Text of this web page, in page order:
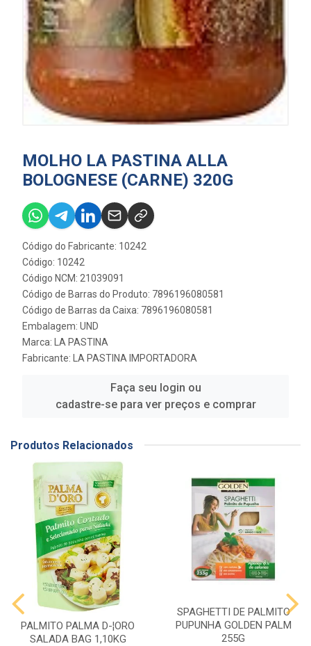
MOLHO LA PASTINA ALLA
BOLOGNESE (CARNE) 320G
Código do Fabricante: 10242
Código: 10242
Código NCM: 21039091
Código de Barras do Produto: 7896196080581
Código de Barras da Caixa: 7896196080581
Embalagem: UND
Marca:
LA PASTINA
Fabricante:
LA PASTINA IMPORTADORA
Faça seu login ou
cadastre-se para ver preços e comprar
Produtos Relacionados
PALMITO PALMA D-¦ORO
SALADA BAG 1,10KG
SPAGHETTI DE PALMITO
PUPUNHA GOLDEN PALM
255G